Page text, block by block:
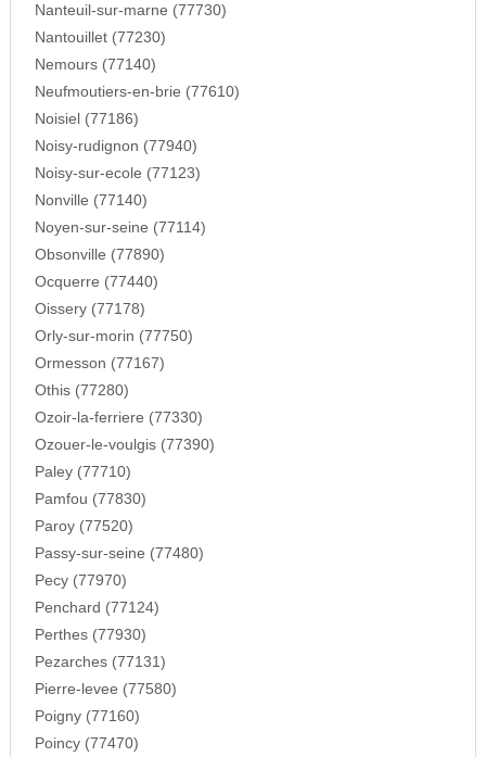
Nanteuil-sur-marne (77730)
Nantouillet (77230)
Nemours (77140)
Neufmoutiers-en-brie (77610)
Noisiel (77186)
Noisy-rudignon (77940)
Noisy-sur-ecole (77123)
Nonville (77140)
Noyen-sur-seine (77114)
Obsonville (77890)
Ocquerre (77440)
Oissery (77178)
Orly-sur-morin (77750)
Ormesson (77167)
Othis (77280)
Ozoir-la-ferriere (77330)
Ozouer-le-voulgis (77390)
Paley (77710)
Pamfou (77830)
Paroy (77520)
Passy-sur-seine (77480)
Pecy (77970)
Penchard (77124)
Perthes (77930)
Pezarches (77131)
Pierre-levee (77580)
Poigny (77160)
Poincy (77470)